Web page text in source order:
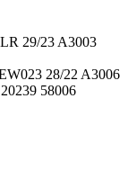
29/23 A3003
28/22 A3006
58006